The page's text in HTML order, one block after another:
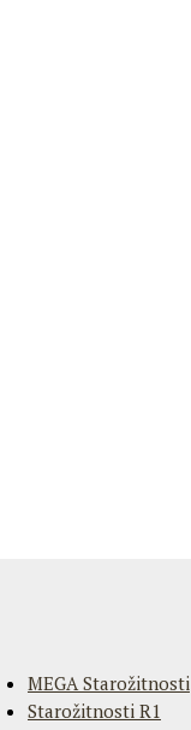
MEGA Starožitnosti
Starožitnosti R1